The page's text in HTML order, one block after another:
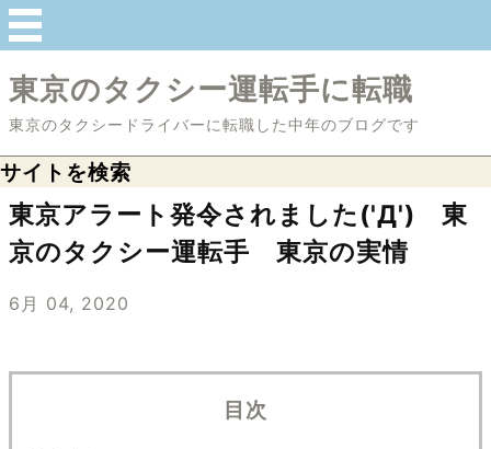
東京のタクシー運転手に転職
東京のタクシードライバーに転職した中年のブログです
サイトを検索
東京アラート発令されました('Д') 東
京のタクシー運転手 東京の実情
6月 04, 2020
目次